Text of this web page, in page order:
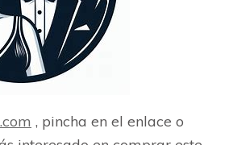
, pincha en el enlace o